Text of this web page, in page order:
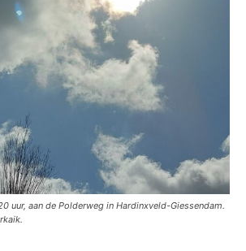
uur, aan de Polderweg in Hardinxveld-Giessendam.